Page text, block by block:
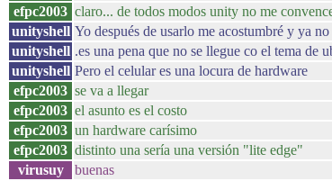
efpc2003 claro... de todos modos unity no me
unityshell Yo después de usarlo me acostumbré y ya
unityshell .es una pena que no se llegue co el tema de
unityshell Pero el celular es una locura de hardware
efpc2003 se va a llegar
efpc2003 el asunto es el costo
efpc2003 un hardware carísimo
efpc2003 distinto una sería una versión "lite edge"
virusuy
buenas